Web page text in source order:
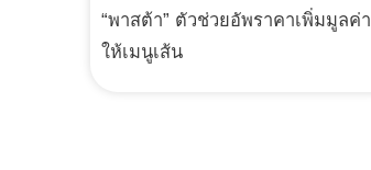
“พาสต้า” ตัวช่วยอัพราคาเพิ่มมูลค่า
ให้เมนูเส้น